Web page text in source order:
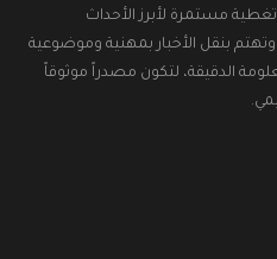
مستمرة لأبرز الأحداث
بنقل الأخبار بمهنية وموضوعية
الدقيقة، لتكون مصدراً موثوقاً